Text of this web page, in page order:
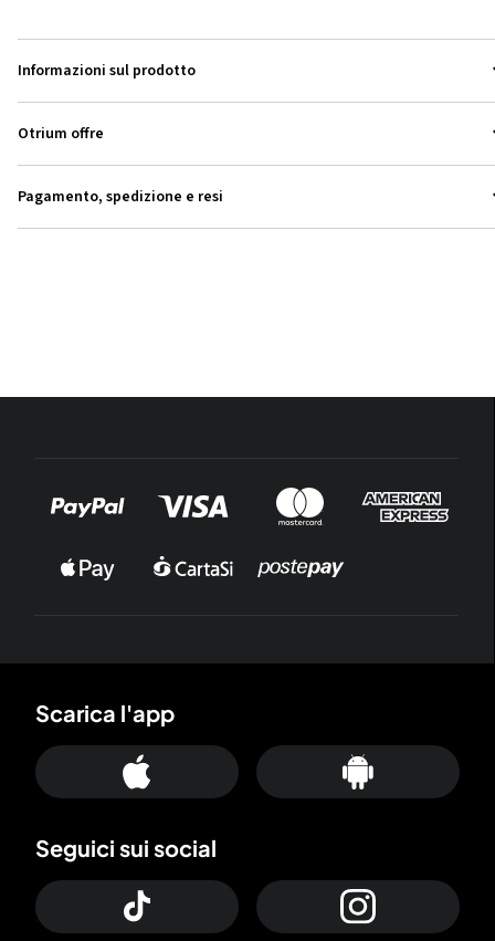
Informazioni sul prodotto
Otrium offre
Pagamento, spedizione e resi
Scarica l'app
Seguici sui social